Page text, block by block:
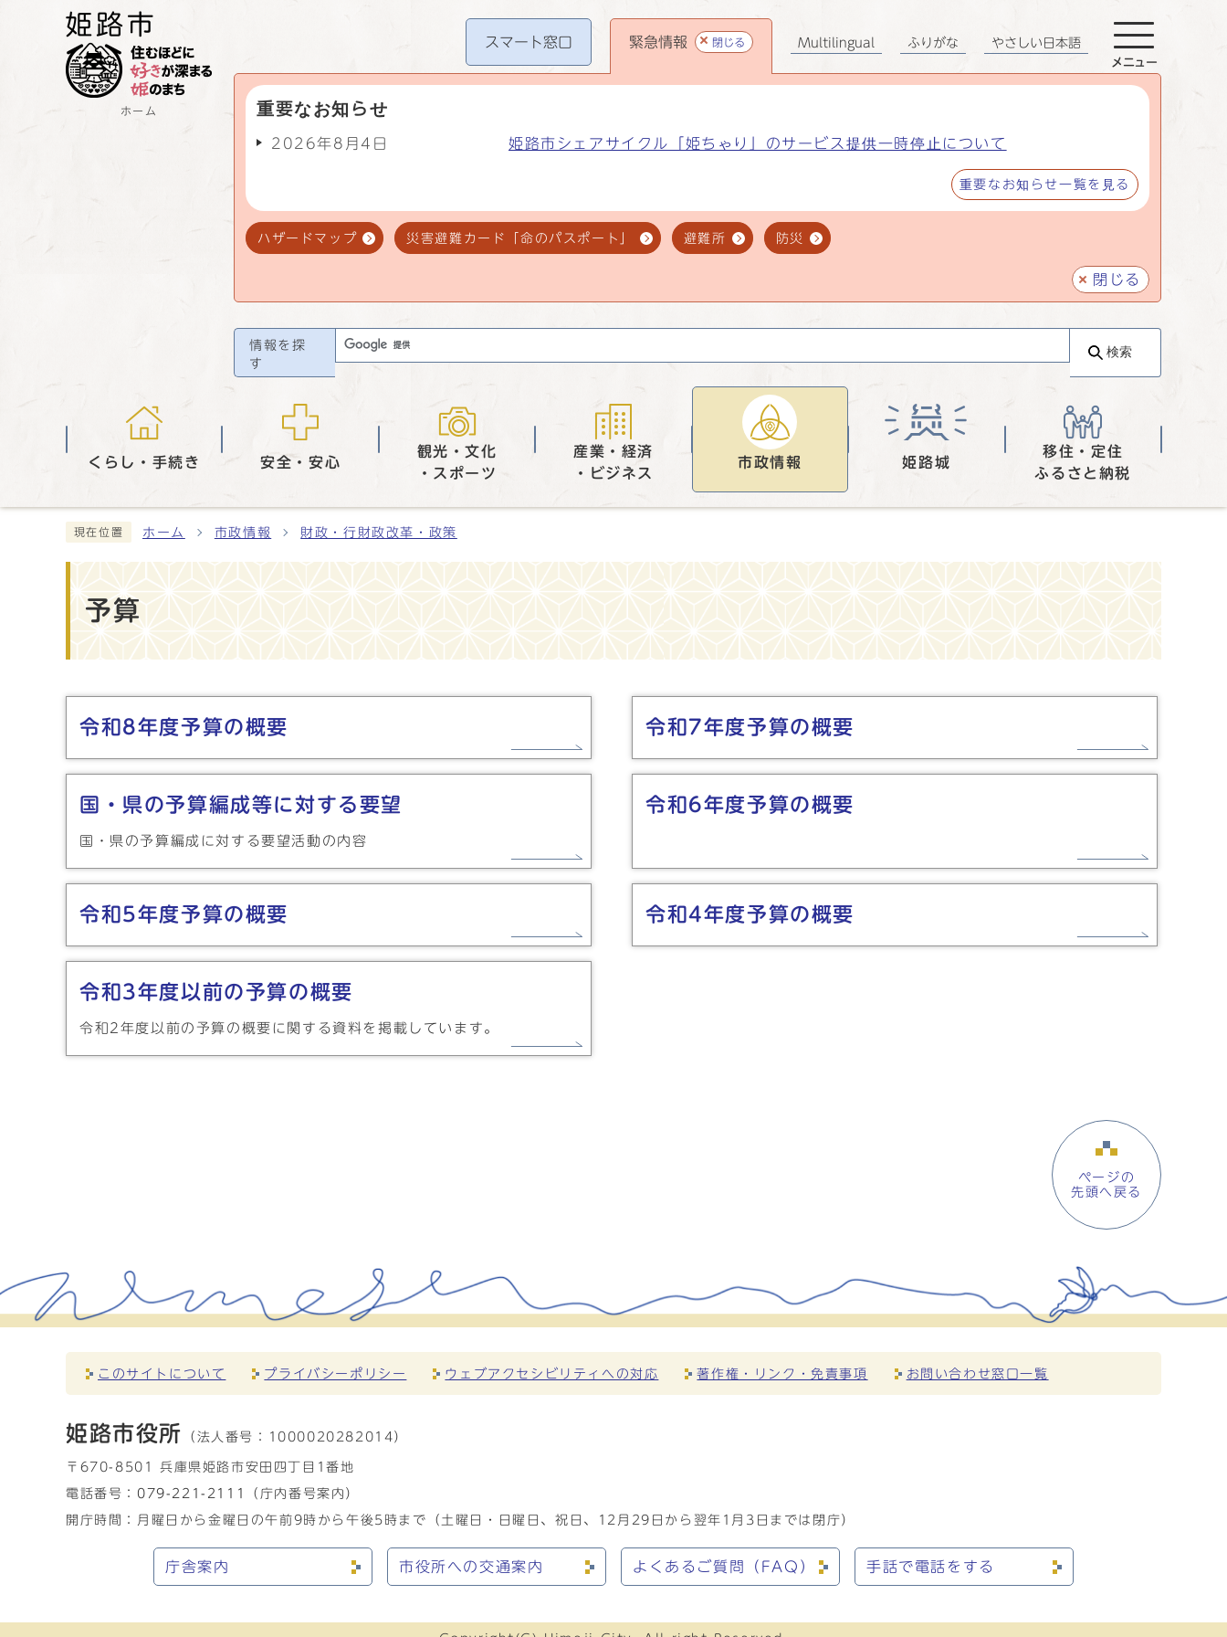
ホーム
スマート窓口 緊急情報 閉じる
重要なお知らせ
2026年8月4日 姫路市シェアサイクル「姫ちゃり」のサービス提供一時停止について
重要なお知らせ一覧を見る
ハザードマップ 災害避難カード「命のパスポート」 避難所 防災
閉じる
Multilingual ふりがな やさしい日本語
メニュー
情報を探
す
検索
くらし・手続き 安全・安心
観光・文化
・スポーツ
産業・経済
・ビジネス
市政情報 姫路城
移住・定住
ふるさと納税
現在位置 ホーム 市政情報 財政・行財政改革・政策
予算
令和8年度予算の概要 令和7年度予算の概要
国・県の予算編成等に対する要望
国・県の予算編成に対する要望活動の内容
令和6年度予算の概要
令和5年度予算の概要 令和4年度予算の概要
令和3年度以前の予算の概要
令和2年度以前の予算の概要に関する資料を掲載しています。
ページの
先頭へ戻る
このサイトについて プライバシーポリシー ウェブアクセシビリティへの対応 著作権・リンク・免責事項 お問い合わせ窓口一覧
姫路市役所 （法人番号： 1000020282014）
〒670-8501 兵庫県姫路市安田四丁目1番地
電話番号： 079-221-2111
（庁内番号案内）
開庁時間：月曜日から金曜日の午前9時から午後5時まで（土曜日・日曜日、祝日、12月29日から翌年1月3日までは閉庁）
庁舎案内 市役所への交通案内 よくあるご質問（FAQ） 手話で電話をする